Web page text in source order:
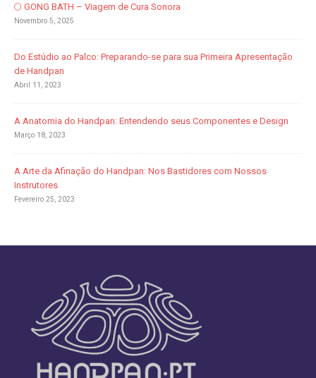
🌕 GONG BATH – Viagem de Cura Sonora
Novembro 5, 2025
Do Estúdio ao Palco: Preparando-se para sua Primeira Apresentação
de Handpan
Abril 11, 2023
A Anatomia do Handpan: Entendendo seus Componentes e Design
Março 18, 2023
A Arte da Afinação do Handpan: Nos Bastidores com Nossos
Instrutores
Fevereiro 25, 2023